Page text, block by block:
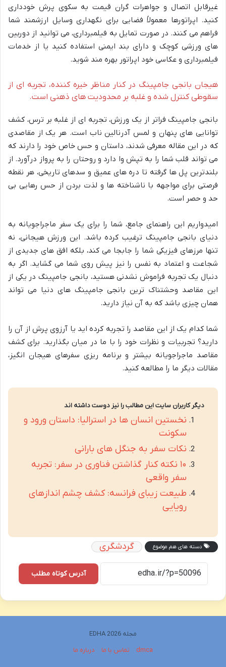
غیرقابل اتصال و جواهرات گران قیمت به سکوی پرش خودداری
کنید. اپراتورها معمولاً فضایی برای نگهداری وسایل ارزشمند شما
فراهم می کنند. در صورت تمایل به فیلمبرداری، می توانید از دوربین
های ورزشی کوچک و دارای بند ایمنی استفاده کنید یا از خدمات
فیلمبرداری و عکاسی خود اپراتور بهره مند شوید.
هیجان بانجی جامپینگ در کنار مناظر خیره کننده، تجربه ای از
سقوطی کنترل شده و غلبه بر محدودیت های ذهنی است.
بانجی جامپینگ فراتر از یک ورزش، تجربه ای از غلبه بر ترس، کشف
توانایی های پنهان و لمس آدرنالین ناب است. هر یک از مقاصدی
که در این مقاله معرفی شدند، داستان و حس خاص خود را دارند که
می تواند قلب شما را به تپش وا دارد و روحتان را به پرواز درآورد. از
بلندترین پل ها گرفته تا دره های عمیق و سدهای تاریخی، هر نقطه
فرصتی برای مواجهه با ناشناخته ها و لذت بردن از حس رهایی بی
حد و حصر است.
امیدواریم این راهنمای جامع، شما را برای یک سفر ماجراجویانه به
دنیای بانجی جامپینگ ترغیب کرده باشد. این ورزش هیجانی، نه
تنها مرزهای فیزیکی شما را جابجا می کند، بلکه افق های جدیدی از
شجاعت و اعتماد به نفس را نیز پیش روی شما می گشاید. اگر به
دنبال یک تجربه فراموش نشدنی هستید، بانجی جامپینگ در یکی از
این مقاصد وحشتناک ترین بانجی جامپینگ های دنیا می تواند
همان چیزی باشد که به آن نیاز دارید.
شما کدام یک از این مقاصد را تجربه کرده اید یا آرزوی پرش از آن را
دارید؟ تجربیات و نظرات خود را با ما در میان بگذارید. برای کشف
مقاصد ماجراجویانه بیشتر و برنامه ریزی سفرهای هیجان انگیز،
مقالات دیگر ما را مطالعه کنید.
دیگر کاربران سایت این مطالب را نیز دوست داشته اند
نخستین انسان ها در استرالیا: داستان ورود و
سکونت
نکات سفر به جنگل های بارانی
۱۰ نکته کنار گذاشتن فناوری در سفر: تجربه
سفر واقعی
طبیعت زیبای فرانسه: کشف چشم اندازهای
رویایی
دسته های هم موضوع گردشگری
آدرس کوتاه مطلب
مجله EDHA 2026
dmca
تماس با ما درباره ما